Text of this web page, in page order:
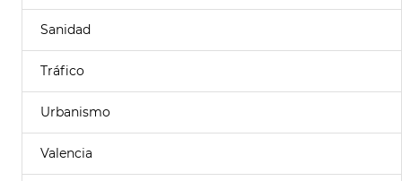
Sanidad
Tráfico
Urbanismo
Valencia